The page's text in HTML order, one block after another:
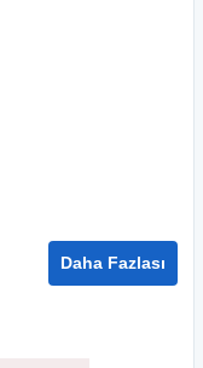
Daha Fazlası